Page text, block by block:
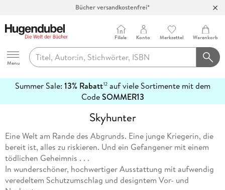
Bücher versandkostenfrei*
Abholung in über 100 Filialen
Hugendubel
Menu
Filiale Konto Merkzettel Warenkorb
Summer Sale: 13% Rabatt12auf viele Sortimente mit dem
CodeSOMMER13
erfahren
Skyhunter
Eine Welt am Rande des Abgrunds. Eine junge Kriegerin, die
bereit ist, alles zu riskieren. Und ein Gefangener mit einem
tödlichen Geheimnis . . .
In wunderschöner, hochwertiger Ausstattung mit aufwendig
veredeltem Schutzumschlag und designtem Vor- und